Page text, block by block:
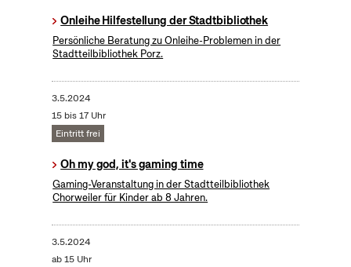
Onleihe Hilfestellung der Stadtbibliothek
Persönliche Beratung zu Onleihe-Problemen in der
Stadtteilbibliothek Porz.
3.5.2024
15 bis 17 Uhr
Eintritt frei
Oh my god, it's gaming time
Gaming-Veranstaltung in der Stadtteilbibliothek
Chorweiler für Kinder ab 8 Jahren.
3.5.2024
ab 15 Uhr